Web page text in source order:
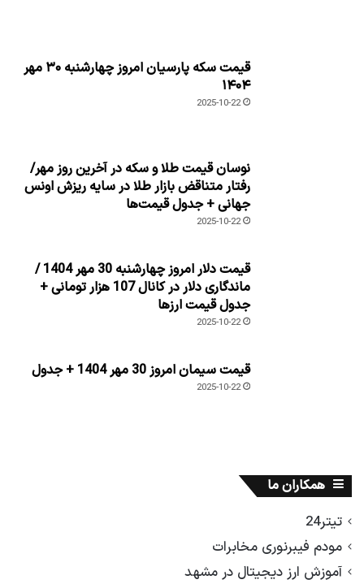
قیمت سکه پارسیان امروز چهارشنبه ۳۰ مهر
۱۴۰۴
2025-10-22
نوسان قیمت طلا و سکه در آخرین روز مهر/
رفتار متناقض بازار طلا در سایه ریزش اونس
جهانی + جدول قیمت‌ها
2025-10-22
قیمت دلار امروز چهارشنبه 30 مهر 1404 /
ماندگاری دلار در کانال 107 هزار تومانی +
جدول قیمت ارزها
2025-10-22
قیمت سیمان امروز 30 مهر 1404 + جدول
2025-10-22
همکاران ما
تیتر24
مودم فیبرنوری مخابرات
آموزش ارز دیجیتال در مشهد